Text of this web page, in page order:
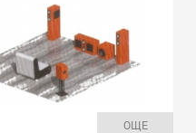
ОЩЕ